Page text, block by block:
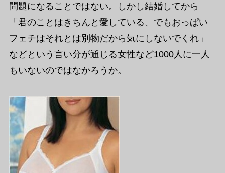
問題になることではない。しかし結婚してから
「君のことはきちんと愛している、でもおっぱい
フェチはそれとは別物だから気にしないでくれ」
などという言い分が通じる女性など1000人に一人
もいないのではなかろうか。